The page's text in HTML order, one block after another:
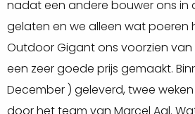
Upgrade jouw Douglas
met schuur
Het beitsen van douglas hout is
nadat een andere bouwer ons in
gelaten en we alleen wat
Outdoor Gigant ons voorzien
een zeer goede prijs gemaakt.
December ) geleverd, twee
door het team van Marcel Aal.